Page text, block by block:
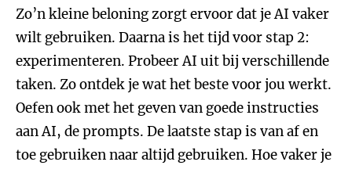
Zo’n kleine beloning zorgt ervoor dat je AI vaker
wilt gebruiken. Daarna is het tijd voor stap 2:
experimenteren. Probeer AI uit bij verschillende
taken. Zo ontdek je wat het beste voor jou werkt.
Oefen ook met het geven van goede instructies
aan AI, de prompts. De laatste stap is van af en
toe gebruiken naar altijd gebruiken. Hoe vaker je